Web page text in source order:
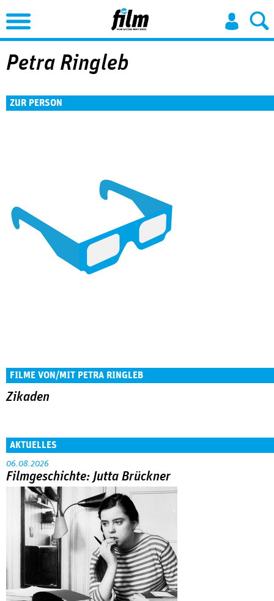
Jump to Navigation
Petra Ringleb
ZUR PERSON
FILME VON/MIT PETRA RINGLEB
Zikaden
AKTUELLES
06.08.2026
Filmgeschichte: Jutta Brückner